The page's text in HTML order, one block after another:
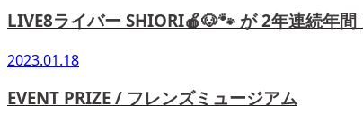
LIVE8ライバー SHIORI🍎🐶🐾 が 2年連続年間
2023.01.18
EVENT PRIZE / フレンズミュージアム